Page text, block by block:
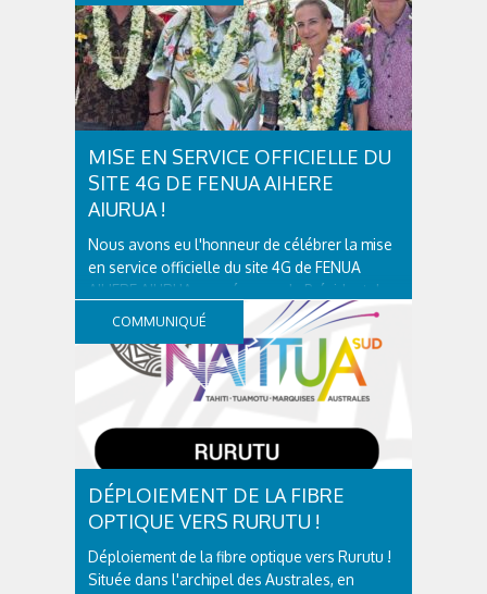
MISE EN SERVICE OFFICIELLE DU
SITE 4G DE FENUA AIHERE
AIURUA !
Nous avons eu l'honneur de célébrer la mise
en service officielle du site 4G de FENUA
AIHERE AIURUA en présence du Président du
Pays, Moetai Brotherson, des ministres
Vannina CROLAS, Jordy CHAN et des Tavana
de Taiarapu-Est et de Tautira . Cette avancée
majeure permet enfin aux...
COMMUNIQUÉ
DÉPLOIEMENT DE LA FIBRE
OPTIQUE VERS RURUTU !
Déploiement de la fibre optique vers Rurutu !
Située dans l'archipel des Australes, en